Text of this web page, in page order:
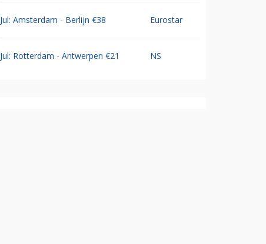
Jul: Amsterdam - Berlijn €38 Eurostar
Jul: Rotterdam - Antwerpen €21 NS